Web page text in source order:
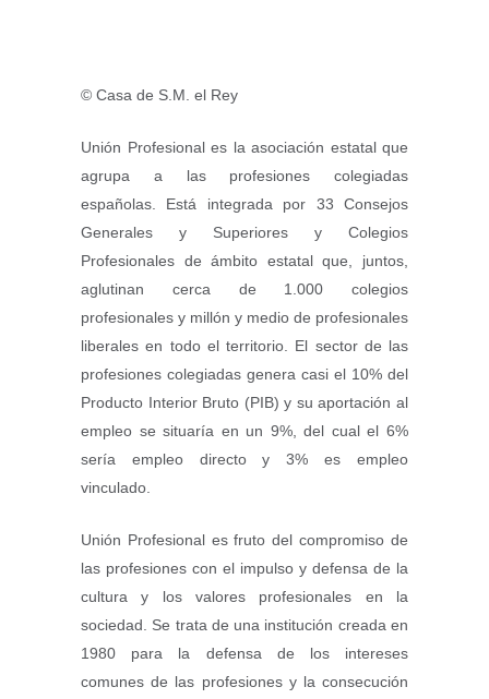
© Casa de S.M. el Rey
U​nión Profesional es la asociación estatal que
agrupa a las profesiones colegiadas
españolas. Está integrada por 33 Consejos
Generales y Superiores y Colegios
Profesionales de ámbito estatal que, juntos,
aglutinan cerca de 1.000 colegios
profesionales y millón y medio de profesionales
liberales en todo el territorio. El sector de las
profesiones colegiadas genera casi el 10% del
Producto Interior Bruto (PIB) y su aportación al
empleo se situaría en un 9%, del cual el 6%
sería empleo directo y 3% es empleo
vinculado.
Unión Profesional es fruto del compromiso de
las profesiones con el impulso y defensa de la
cultura y los valores profesionales en la
sociedad. Se trata de una institución creada en
1980 para la defensa de los intereses
comunes de las profesiones y la consecución